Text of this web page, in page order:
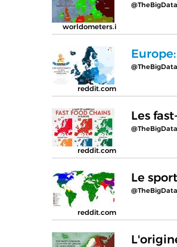
worldometers.i
reddit.com
Europe:
reddit.com
Les
reddit.com
Le